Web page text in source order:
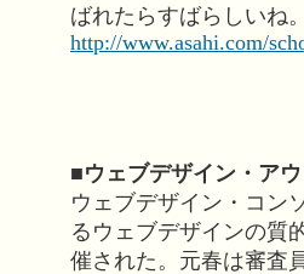
ばれたらすばらしいね
http://www.asahi.com/
■ウェブデザイン・ア
ウェブデザイン・コン
るウェブデザインの質
催された。元春は審査